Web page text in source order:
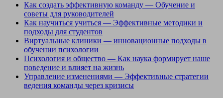
Как создать эффективную команду — Обучение и
советы для руководителей
Как научиться учиться — Эффективные методики и
подходы для студентов
Виртуальные клиники — инновационные подходы в
обучении психологии
Психология и общество — Как наука формирует наше
поведение и влияет на жизнь
Управление изменениями — Эффективные стратегии
ведения команды через кризисы